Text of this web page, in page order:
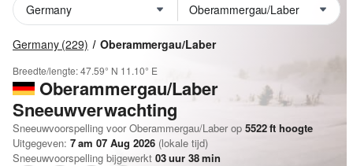
Germany (229) Oberammergau/Laber
Breedte/lengte:47.59° N 11.10° E
Oberammergau/Laber
Sneeuwverwachting
Sneeuwvoorspelling voor Oberammergau/Laber op 5522ft hoogte
Uitgegeven: 7 am 07 Aug 2026 (lokale tijd)
Sneeuwvoorspelling bijgewerkt 03uur 38min